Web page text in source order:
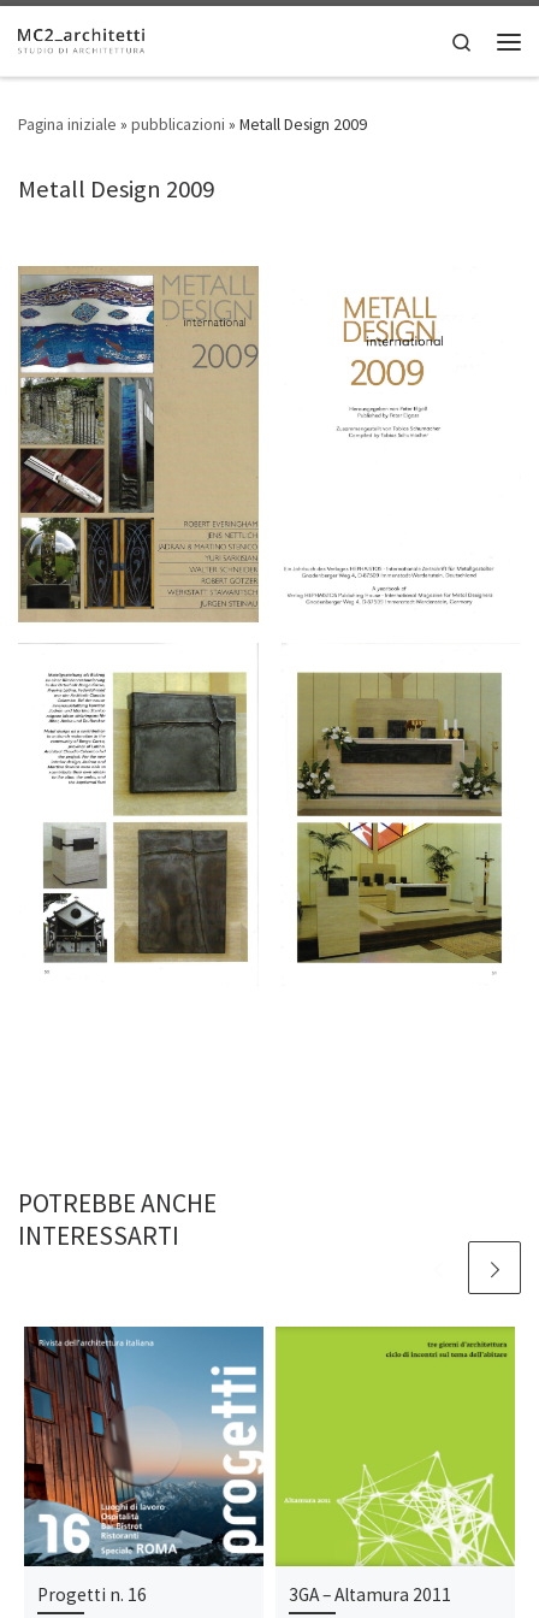
Skip to content
Search
Pagina iniziale » pubblicazioni » Metall Design 2009
Metall Design 2009
POTREBBE ANCHE
INTERESSARTI
Progetti n. 16 3GA – Altamura 2011